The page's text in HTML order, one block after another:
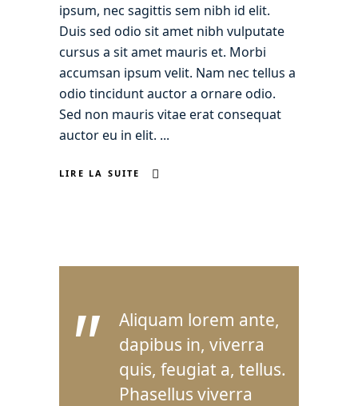
ipsum, nec sagittis sem nibh id elit.
Duis sed odio sit amet nibh vulputate
cursus a sit amet mauris et. Morbi
accumsan ipsum velit. Nam nec tellus a
odio tincidunt auctor a ornare odio.
Sed non mauris vitae erat consequat
auctor eu in elit.
LIRE LA SUITE
"
Aliquam lorem ante,
dapibus in, viverra
quis, feugiat a, tellus.
Phasellus viverra